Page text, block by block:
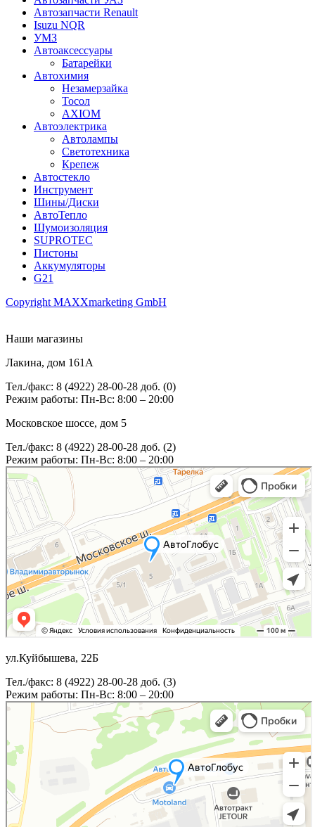
Автозапчасти Renault
Isuzu NQR
УМЗ
Автоаксессуары
Батарейки
Автохимия
Незамерзайка
Тосол
AXIOM
Автоэлектрика
Автолампы
Светотехника
Крепеж
Автостекло
Инструмент
Шины/Диски
АвтоТепло
Шумоизоляция
SUPROTEC
Пистоны
Аккумуляторы
G21
Copyright MAXXmarketing GmbH
Наши магазины
Лакина, дом 161А
Тел./факс: 8 (4922) 28-00-28 доб. (0)
Режим работы: Пн-Вс: 8:00 – 20:00
Московское шоссе, дом 5
Тел./факс: 8 (4922) 28-00-28 доб. (2)
Режим работы: Пн-Вс: 8:00 – 20:00
ул.Куйбышева, 22Б
Тел./факс: 8 (4922) 28-00-28 доб. (3)
Режим работы: Пн-Вс: 8:00 – 20:00